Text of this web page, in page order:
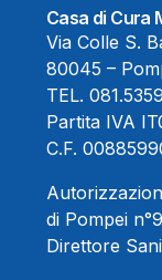
Casa di Cura
Via Colle S.
80045 –
TEL.
Partita IVA
C.F.
di Pompei
Direttore